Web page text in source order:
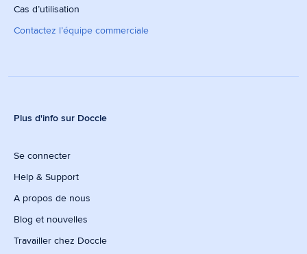
Cas d’utilisation
Contactez l’équipe commerciale
Plus d'info sur Doccle
Se connecter
Help & Support
A propos de nous
Blog et nouvelles
Travailler chez Doccle